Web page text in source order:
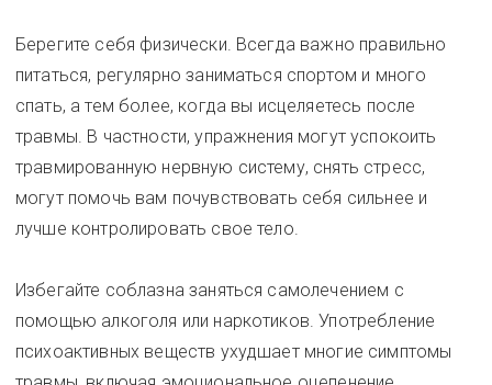
Берегите себя физически. Всегда важно правильно
питаться, регулярно заниматься спортом и много
спать, а тем более, когда вы исцеляетесь после
травмы. В частности, упражнения могут успокоить
травмированную нервную систему, снять стресс,
могут помочь вам почувствовать себя сильнее и
лучше контролировать свое тело.
Избегайте соблазна заняться самолечением с
помощью алкоголя или наркотиков. Употребление
психоактивных веществ ухудшает многие симптомы